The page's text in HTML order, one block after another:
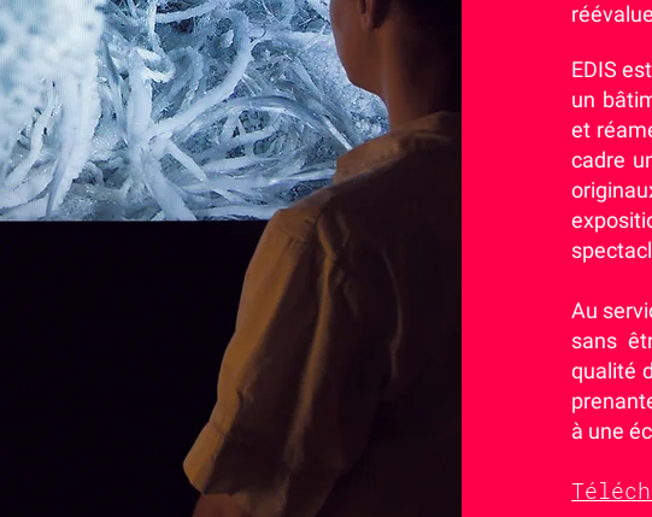
EDIS
un
et
cadre
Au
sans
qualité
à une